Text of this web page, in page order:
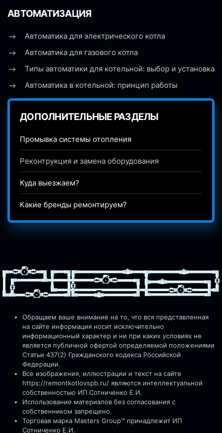
АВТОМАТИЗАЦИЯ
Автоматика для электрического котла
Автоматика для газового котла
Типы автоматики для котельной: выбор и установка
Автоматика в котельной: принцип работы
ДОПОЛНИТЕЛЬНЫЕ РАЗДЕЛЫ
Промывка системы отопления
Реконтрукция и замена оборудования
Куда выезжаем?
Какие бренды ремонтируем?
Обращаем ваше внимание на то, что вся представленная
на сайте информация носит исключительно
информационный характер и ни при каких условиях не
является публичной офертой определяемой положениями
Статьи 437(2) Гражданского кодекса Российской
Федерации.
Все изображения, иллюстрации и текст на сайте
https://remontkotlovspb.ru/ являются интеллектуальной
собственностью ИП Сотниченко Е.И.
Использование материалов без согласования с
собственником запрещено.
Торговая марка Masters Group™ принадлежит ИП
Сотниченко Е.И.